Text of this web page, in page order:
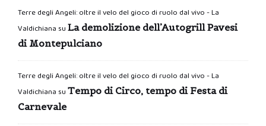
Terre degli Angeli: oltre il velo del gioco di ruolo dal vivo - La
Valdichiana su La demolizione dell’Autogrill Pavesi
di Montepulciano
Terre degli Angeli: oltre il velo del gioco di ruolo dal vivo - La
Valdichiana su Tempo di Circo, tempo di Festa di
Carnevale